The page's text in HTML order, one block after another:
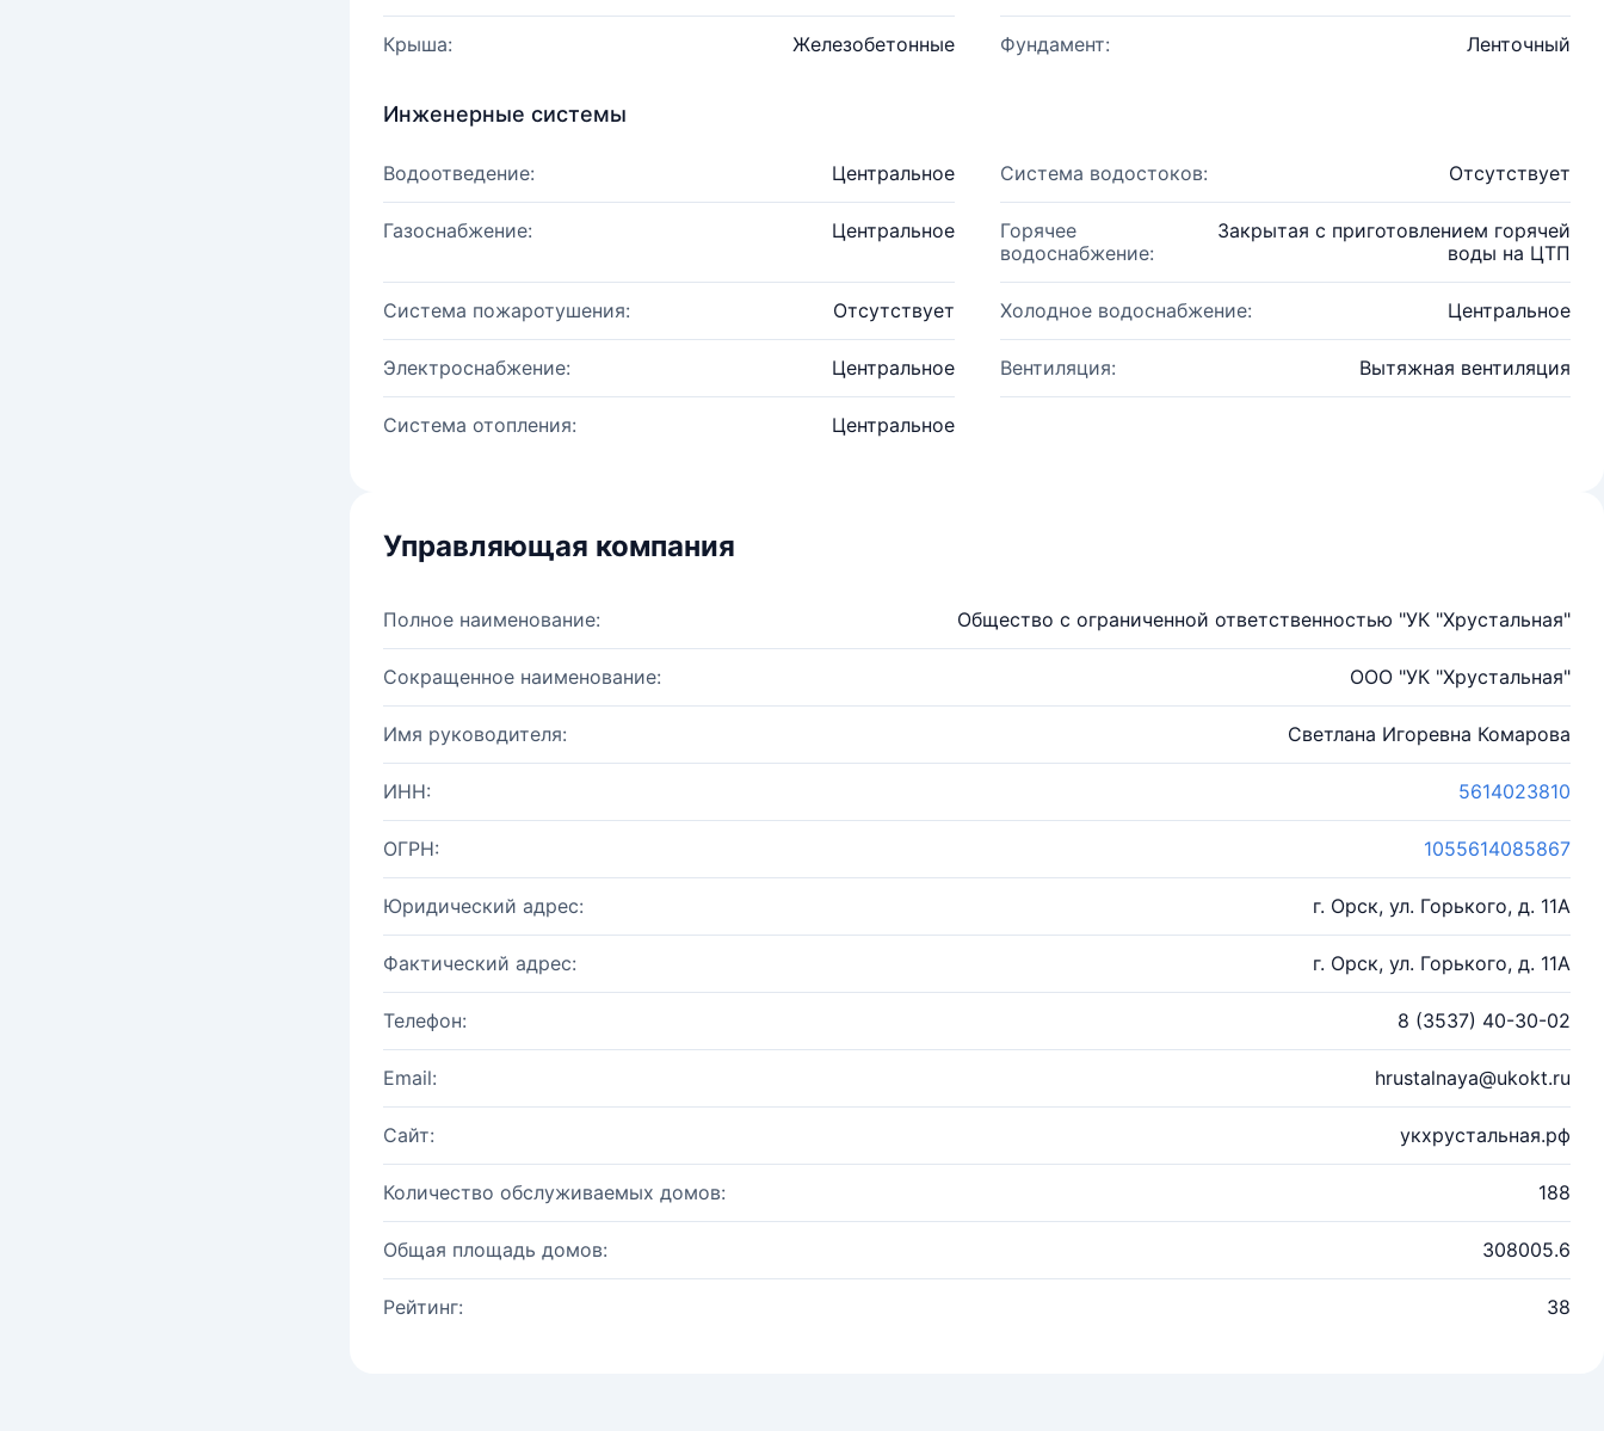
Крыша: Железобетонные Фундамент: Ленточный
Инженерные системы
Водоотведение: Центральное Система водостоков: Отсутствует
Газоснабжение: Центральное
Горячее
водоснабжение:
Закрытая с приготовлением горячей
воды на ЦТП
Система пожаротушения: Отсутствует Холодное водоснабжение: Центральное
Электроснабжение: Центральное Вентиляция: Вытяжная вентиляция
Система отопления: Центральное
Управляющая компания
Полное наименование: Общество с ограниченной ответственностью "УК "Хрустальная"
Сокращенное наименование: ООО "УК "Хрустальная"
Имя руководителя: Светлана Игоревна Комарова
ИНН: 5614023810
ОГРН: 1055614085867
Юридический адрес: г. Орск, ул. Горького, д. 11А
Фактический адрес: г. Орск, ул. Горького, д. 11А
Телефон: 8 (3537) 40-30-02
Email: hrustalnaya@ukokt.ru
Сайт: укхрустальная.рф
Количество обслуживаемых домов: 188
Общая площадь домов: 308005.6
Рейтинг: 38